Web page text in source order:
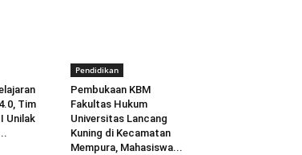
Tim
Unilak
Pendidikan
Pembukaan KBM
Fakultas Hukum
Universitas Lancang
Kuning di Kecamatan
Mempura, Mahasiswa...